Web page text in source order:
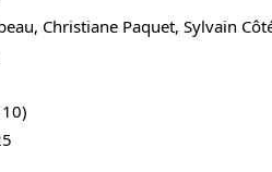
Christiane Paquet, Sylvain